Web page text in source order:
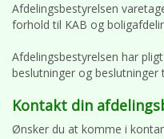
Afdelingsbestyrelsen
forhold til KAB og
Afdelingsbestyrelsen har
beslutninger og
Kontakt din
Ønsker du at komme i